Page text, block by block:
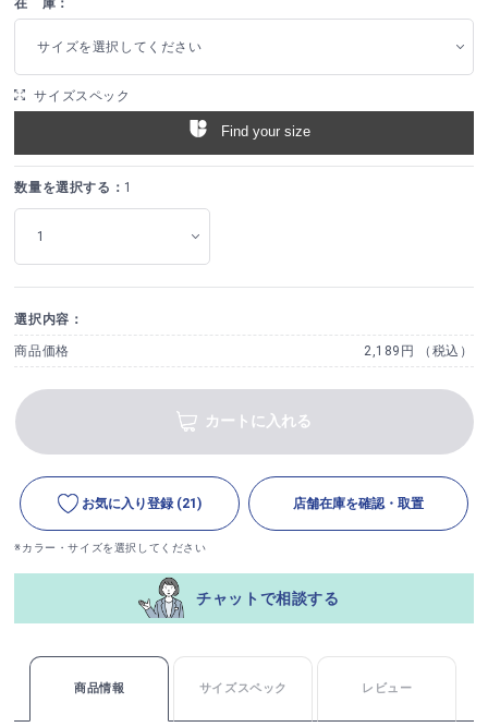
サイズを選択してください
サイズスペック
Find your size
数量を選択する： 1
選択内容：
商品価格 2,189円 （税込）
カートに入れる
お気に入り登録 (21) 店舗在庫を確認・取置
※カラー・サイズを選択してください
チャットで相談する
商品情報 サイズスペック レビュー